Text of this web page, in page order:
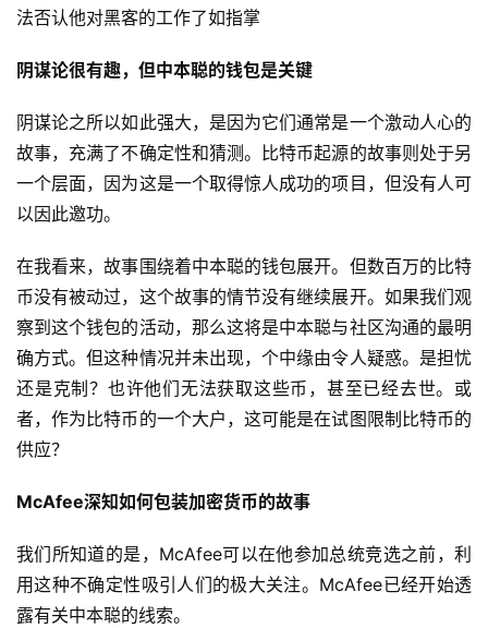
法否认他对黑客的工作了如指掌
阴谋论很有趣，但中本聪的钱包是关键
阴谋论之所以如此强大，是因为它们通常是一个激动人心的
故事，充满了不确定性和猜测。比特币起源的故事则处于另
一个层面，因为这是一个取得惊人成功的项目，但没有人可
以因此邀功。
在我看来，故事围绕着中本聪的钱包展开。但数百万的比特
币没有被动过，这个故事的情节没有继续展开。如果我们观
察到这个钱包的活动，那么这将是中本聪与社区沟通的最明
确方式。但这种情况并未出现，个中缘由令人疑惑。是担忧
还是克制？也许他们无法获取这些币，甚至已经去世。或
者，作为比特币的一个大户，这可能是在试图限制比特币的
供应？
McAfee深知如何包装加密货币的故事
我们所知道的是，McAfee可以在他参加总统竞选之前，利
用这种不确定性吸引人们的极大关注。McAfee已经开始透
露有关中本聪的线索。